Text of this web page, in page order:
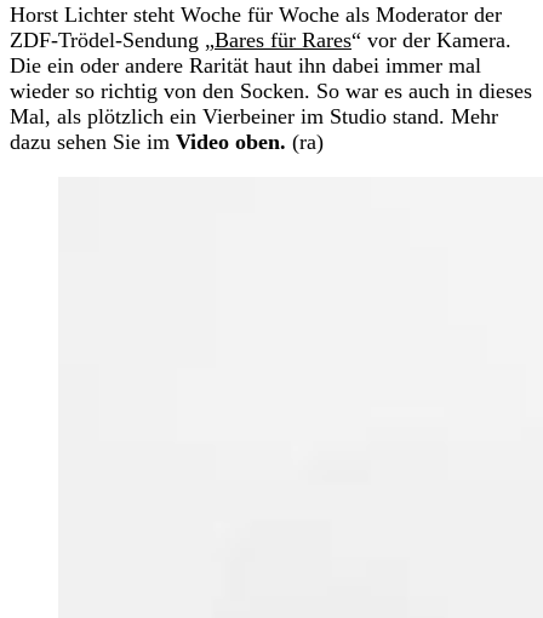
Horst Lichter steht Woche für Woche als Moderator der
ZDF-Trödel-Sendung „Bares für Rares“ vor der Kamera.
Die ein oder andere Rarität haut ihn dabei immer mal
wieder so richtig von den Socken. So war es auch in dieses
Mal, als plötzlich ein Vierbeiner im Studio stand. Mehr
dazu sehen Sie im Video oben. (ra)